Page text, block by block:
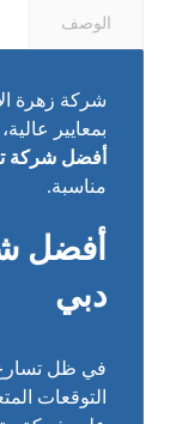
الوصف
شركة زهرة
بمعايير
أفضل شركة
مناسبة.
أفضل
دبي
في ظل تسارع
التوقعات